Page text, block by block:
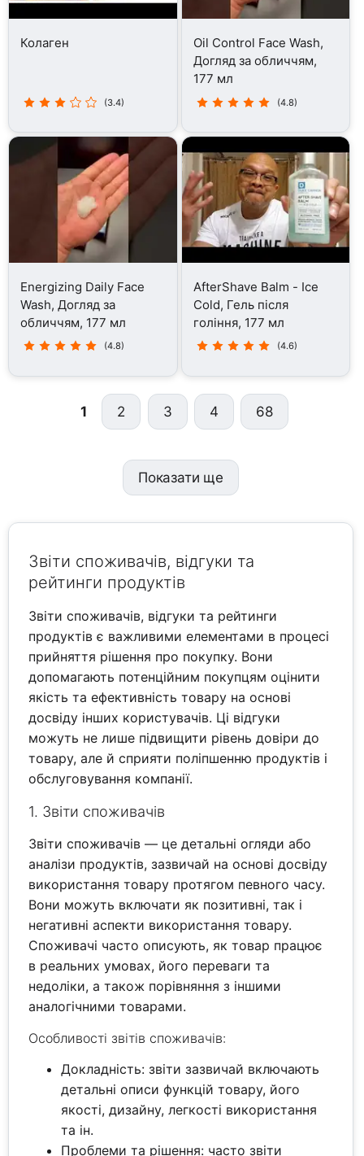
Колаген
(3.4)
Oil Control Face Wash,
Догляд за обличчям,
177 мл
(4.8)
Energizing Daily Face
Wash, Догляд за
обличчям, 177 мл
(4.8)
AfterShave Balm - Ice
Cold, Гель після
гоління, 177 мл
(4.6)
1 2 3 4 68
Показати ще
Звіти споживачів, відгуки та
рейтинги продуктів
Звіти споживачів, відгуки та рейтинги
продуктів є важливими елементами в процесі
прийняття рішення про покупку. Вони
допомагають потенційним покупцям оцінити
якість та ефективність товару на основі
досвіду інших користувачів. Ці відгуки
можуть не лише підвищити рівень довіри до
товару, але й сприяти поліпшенню продуктів і
обслуговування компанії.
1. Звіти споживачів
Звіти споживачів — це детальні огляди або
аналізи продуктів, зазвичай на основі досвіду
використання товару протягом певного часу.
Вони можуть включати як позитивні, так і
негативні аспекти використання товару.
Споживачі часто описують, як товар працює
в реальних умовах, його переваги та
недоліки, а також порівняння з іншими
аналогічними товарами.
Особливості звітів споживачів:
Докладність: звіти зазвичай включають
детальні описи функцій товару, його
якості, дизайну, легкості використання
та ін.
Проблеми та рішення: часто звіти